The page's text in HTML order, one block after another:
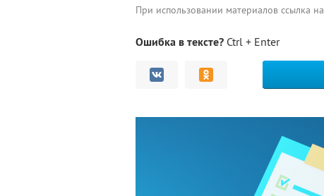
При использовании материалов ссылка на
Ошибка в тексте? Ctrl + Enter